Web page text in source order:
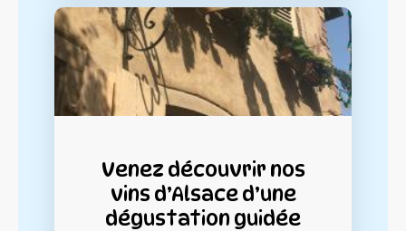
Venez découvrir nos
vins d’Alsace d’une
dégustation guidée